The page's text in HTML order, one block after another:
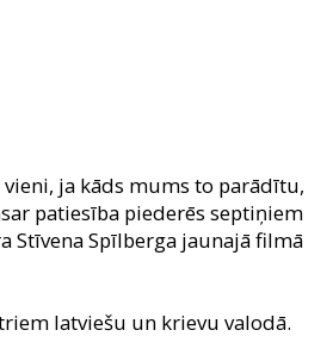
vieni, ja kāds mums to parādītu,
patiesība piederēs septiņiem
Stīvena Spīlberga jaunajā filmā
latviešu un krievu valodā.